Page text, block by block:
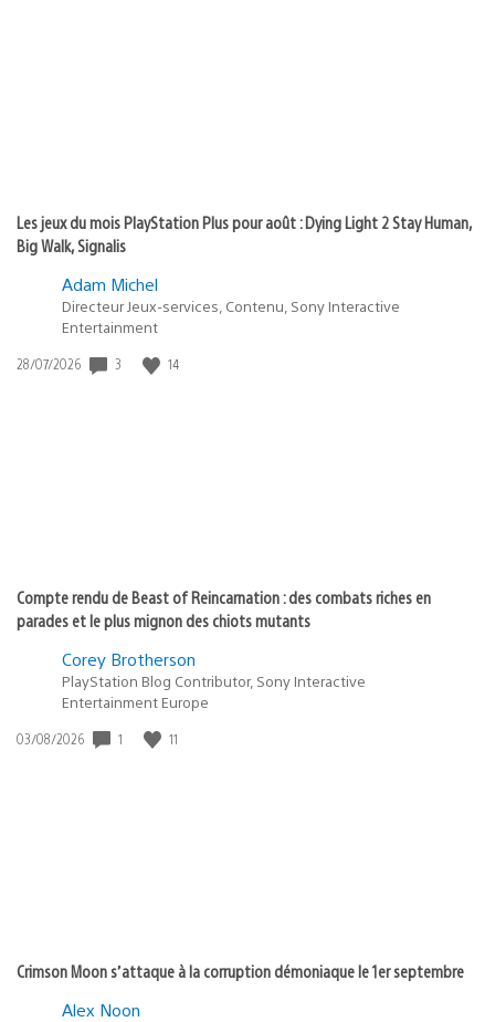
Les jeux du mois PlayStation Plus pour août : Dying Light 2 Stay Human,
Big Walk, Signalis
Adam Michel
Directeur Jeux-services, Contenu, Sony Interactive
Entertainment
Date
28/07/2026 3 14
Compte rendu de Beast of Reincarnation : des combats riches en
parades et le plus mignon des chiots mutants
Corey Brotherson
PlayStation Blog Contributor, Sony Interactive
Entertainment Europe
Date
03/08/2026 1 11
Crimson Moon s’attaque à la corruption démoniaque le 1er septembre
Alex Noon